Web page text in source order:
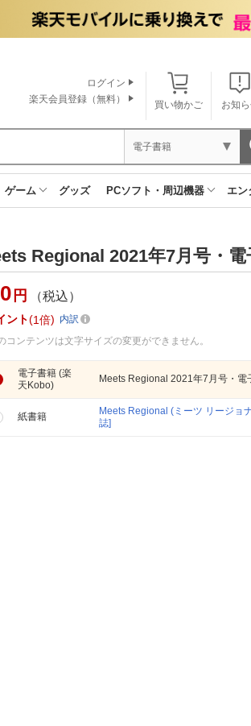
買い物かご お知
ログイン
楽天会員登録（無料）
電子書籍
ゲーム グッズ PCソフト・周辺機器 エン
Regional 2021年7月号・
円 （税込）
ント 1倍
内訳
コンテンツは文字サイズの変更ができません。
電子書籍 (楽
天Kobo)
Meets Regional 2021年7月号・電
紙書籍
Meets Regional (ミーツ リージョ
誌]